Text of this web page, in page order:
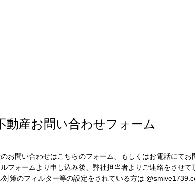
動産お問い合わせフォーム
お問い合わせはこちらのフォーム、もしくはお電話にてお
フォームより申し込み後、弊社担当者よりご連絡をさせて
策のフィルター等の設定をされている方は